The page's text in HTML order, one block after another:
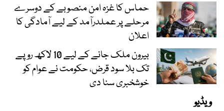
حماس کا غزہ امن منصوبے کے دوسرے
مرحلے پر عملدرآمد کے لیے آمادگی کا
اعلان
بیرون ملک جانے کے لیے 10 لاکھ روپے
تک بلا سود قرض، حکومت نے عوام کو
خوشخبری سنا دی
ویڈیو